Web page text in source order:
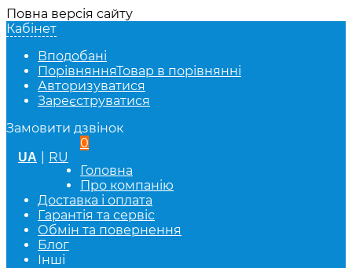
Повна версія сайту
Кабінет
Вподобані
ПорівнянняТовар в порівнянні
Авторизуватися
Зареєструватися
Замовити дзвінок
UA RU
0
Головна
Про компанію
Доставка і оплата
Гарантія та сервіс
Обмін та повернення
Блог
Інші